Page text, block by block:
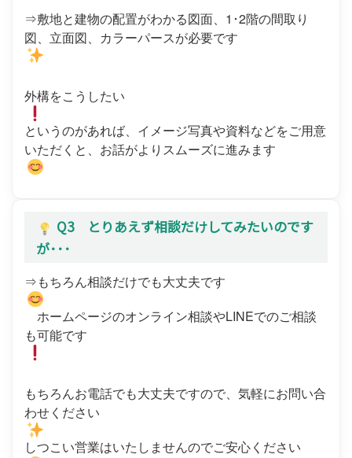
⇒敷地と建物の配置がわかる図面、1･2階の間取り
図、立面図、カラーパースが必要です
外構をこうしたい
というのがあれば、イメージ写真や資料などをご用意
いただくと、お話がよりスムーズに進みます
Q3 とりあえず相談だけしてみたいのです
が･･･
⇒もちろん相談だけでも大丈夫です
ホームページのオンライン相談やLINEでのご相談
も可能です
もちろんお電話でも大丈夫ですので、気軽にお問い合
わせください
しつこい営業はいたしませんのでご安心ください